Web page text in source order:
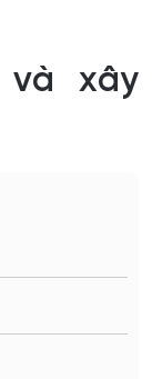
và xây